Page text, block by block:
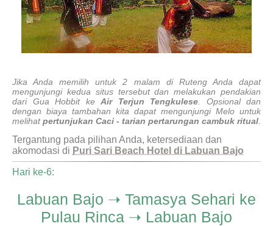
Jika Anda memilih untuk 2 malam di Ruteng Anda dapat
mengunjungi kedua situs tersebut dan melakukan pendakian
dari Gua Hobbit ke Air Terjun Tengkulese . Opsional dan
dengan biaya tambahan kita dapat mengunjungi Melo untuk
melihatpertunjukan Caci - tarian pertarungan cambuk ritual
Tergantung pada pilihan Anda, ketersediaan dan
akomodasi di Puri Sari Beach Hotel di Labuan Bajo
Hari ke-6:
Labuan Bajo ➝ Tamasya Sehari ke
Pulau Rinca ➝ Labuan Bajo